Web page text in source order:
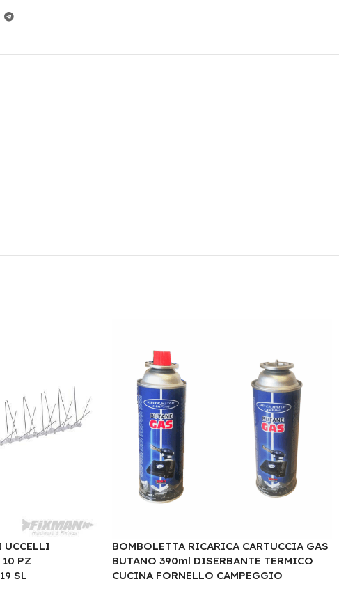
PZ
SL
BOMBOLETTA RICARICA CARTUCCIA GAS
BUTANO 390ml DISERBANTE TERMICO
CUCINA FORNELLO CAMPEGGIO